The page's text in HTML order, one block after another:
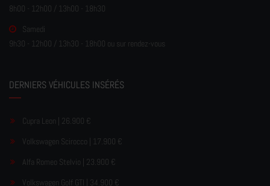
8h00 - 12h00 / 13h00 - 18h30
Samedi
9h30 - 12h00 / 13h30 - 18h00 ou sur rendez-vous
DERNIERS VÉHICULES INSÉRÉS
Cupra Leon | 26.900 €
Volkswagen Scirocco | 17.900 €
Alfa Romeo Stelvio | 23.900 €
Volkswagen Golf GTI | 34.900 €